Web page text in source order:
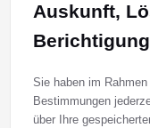
Auskunft,
Berichtigung
Sie haben im
Bestimmungen
über Ihre